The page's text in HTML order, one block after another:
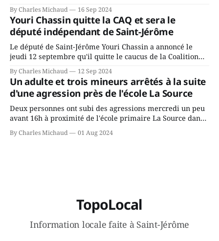
depuis longtemps? Sera-t-il candidat indépendant dans 2
ans? Joindrait-il un autre parti, par exemple les
conservateurs d’Éric Duhaime? Que lui
By Charles Michaud 16 Sep 2024
Youri Chassin quitte la CAQ et sera le
député indépendant de Saint-Jérôme
Le député de Saint-Jérôme Youri Chassin a annoncé le
jeudi 12 septembre qu'il quitte le caucus de la Coalition
gouvernement de la CAQ, surtout de son incapacité, qu'il
juge chronique, à offrir des
By Charles Michaud 12 Sep 2024
Un adulte et trois mineurs arrêtés à la suite
d'une agression près de l'école La Source
Deux personnes ont subi des agressions mercredi un peu
avant 16h à proximité de l'école primaire La Source dans
victimes aurait été écrasée sous un véhicule et aspergée
By Charles Michaud 01 Aug 2024
TopoLocal
Information locale faite à Saint-Jérôme